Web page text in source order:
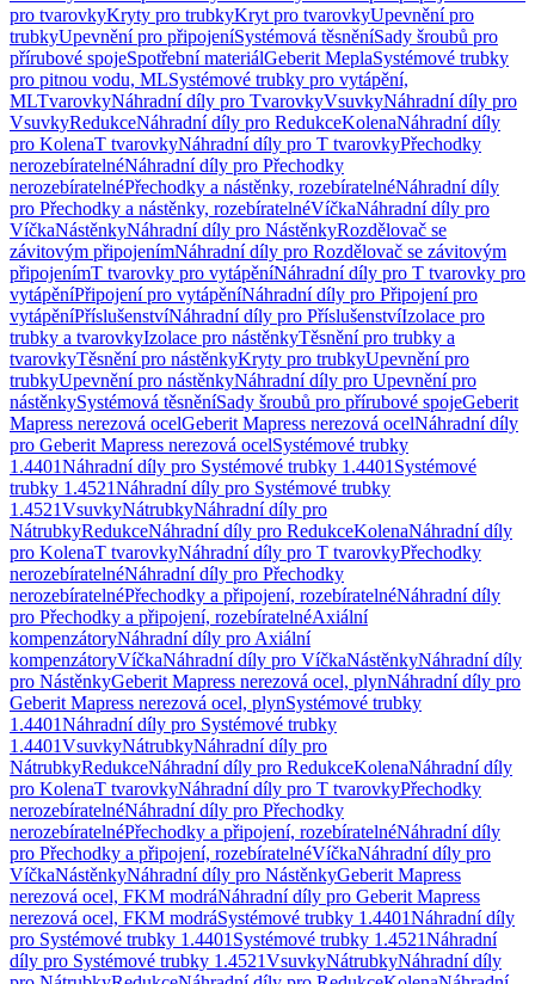
pro tvarovkyKryty pro trubkyKryt pro tvarovkyUpevnění pro
trubkyUpevnění pro připojeníSystémová těsněníSady šroubů pro
přírubové spojeSpotřební materiálGeberit MeplaSystémové trubky
pro pitnou vodu, MLSystémové trubky pro vytápění,
MLTvarovkyNáhradní díly pro TvarovkyVsuvkyNáhradní díly pro
VsuvkyRedukceNáhradní díly pro RedukceKolenaNáhradní díly
pro KolenaT tvarovkyNáhradní díly pro T tvarovkyPřechodky
nerozebíratelnéNáhradní díly pro Přechodky
nerozebíratelnéPřechodky a nástěnky, rozebíratelnéNáhradní díly
pro Přechodky a nástěnky, rozebíratelnéVíčkaNáhradní díly pro
VíčkaNástěnkyNáhradní díly pro NástěnkyRozdělovač se
závitovým připojenímNáhradní díly pro Rozdělovač se závitovým
připojenímT tvarovky pro vytápěníNáhradní díly pro T tvarovky pro
vytápěníPřipojení pro vytápěníNáhradní díly pro Připojení pro
vytápěníPříslušenstvíNáhradní díly pro PříslušenstvíIzolace pro
trubky a tvarovkyIzolace pro nástěnkyTěsnění pro trubky a
tvarovkyTěsnění pro nástěnkyKryty pro trubkyUpevnění pro
trubkyUpevnění pro nástěnkyNáhradní díly pro Upevnění pro
nástěnkySystémová těsněníSady šroubů pro přírubové spojeGeberit
Mapress nerezová ocelGeberit Mapress nerezová ocelNáhradní díly
pro Geberit Mapress nerezová ocelSystémové trubky
1.4401Náhradní díly pro Systémové trubky 1.4401 Systémové
trubky 1.4521Náhradní díly pro Systémové trubky
1.4521VsuvkyNátrubkyNáhradní díly pro
NátrubkyRedukceNáhradní díly pro RedukceKolenaNáhradní díly
pro KolenaT tvarovkyNáhradní díly pro T tvarovkyPřechodky
nerozebíratelnéNáhradní díly pro Přechodky
nerozebíratelnéPřechodky a připojení, rozebíratelnéNáhradní díly
pro Přechodky a připojení, rozebíratelnéAxiální
kompenzátoryNáhradní díly pro Axiální
kompenzátoryVíčkaNáhradní díly pro VíčkaNástěnkyNáhradní díly
pro NástěnkyGeberit Mapress nerezová ocel, plynNáhradní díly pro
Geberit Mapress nerezová ocel, plynSystémové trubky
1.4401Náhradní díly pro Systémové trubky
1.4401VsuvkyNátrubkyNáhradní díly pro
NátrubkyRedukceNáhradní díly pro RedukceKolenaNáhradní díly
pro KolenaT tvarovkyNáhradní díly pro T tvarovkyPřechodky
nerozebíratelnéNáhradní díly pro Přechodky
nerozebíratelnéPřechodky a připojení, rozebíratelnéNáhradní díly
pro Přechodky a připojení, rozebíratelnéVíčkaNáhradní díly pro
VíčkaNástěnkyNáhradní díly pro NástěnkyGeberit Mapress
nerezová ocel, FKM modráNáhradní díly pro Geberit Mapress
nerezová ocel, FKM modráSystémové trubky 1.4401Náhradní díly
pro Systémové trubky 1.4401 Systémové trubky 1.4521Náhradní
díly pro Systémové trubky 1.4521VsuvkyNátrubkyNáhradní díly